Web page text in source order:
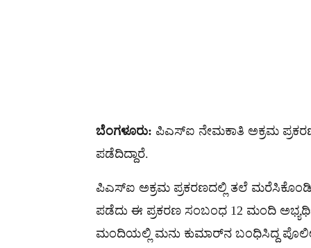
ಬೆಂಗಳೂರು: ಪಿಎಸ್ಐ ನೇಮಕಾತಿ ಅಕ್ರಮ
ಪಡೆದಿದ್ದಾರೆ.
ಪಿಎಸ್ಐ ಅಕ್ರಮ ಪ್ರಕರಣದಲ್ಲಿ ತಲೆ
ಪಡೆದು ಈ ಪ್ರಕರಣ ಸಂಬಂಧ 12 ಮಂದಿ
ಮಂದಿಯಲ್ಲಿ ಮನು ಕುಮಾರ್‌ನ ಬಂಧಿಸಿದ್ದ